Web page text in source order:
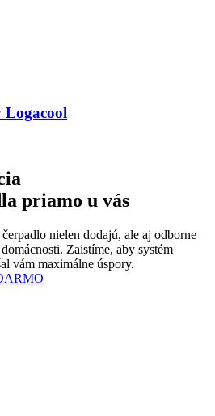
Logacool
priamo u vás
nielen dodajú, ale aj odborne
Zaistíme, aby systém
vám maximálne úspory.